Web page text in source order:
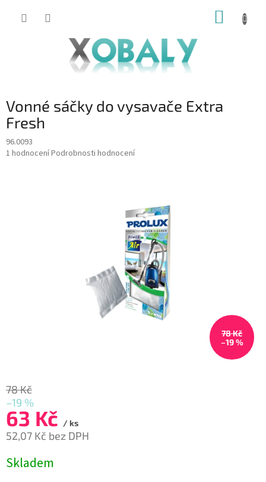
KOŠÍK
Vonné sáčky do vysavače Extra
Fresh
96.0093
Průměrné
1 hodnoceníPodrobnosti hodnocení
78 Kč
–19 %
78 Kč
–19 %
63 Kč / ks
52,07 Kč bez DPH
cena:
Skladem